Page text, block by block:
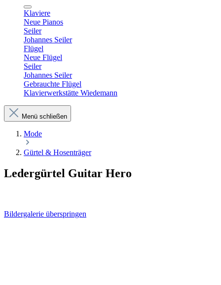
Klaviere
Neue Pianos
Seiler
Johannes Seiler
Flügel
Neue Flügel
Seiler
Johannes Seiler
Gebrauchte Flügel
Klavierwerkstätte Wiedemann
Menü schließen
Mode
Gürtel & Hosenträger
Ledergürtel Guitar Hero
Bildergalerie überspringen